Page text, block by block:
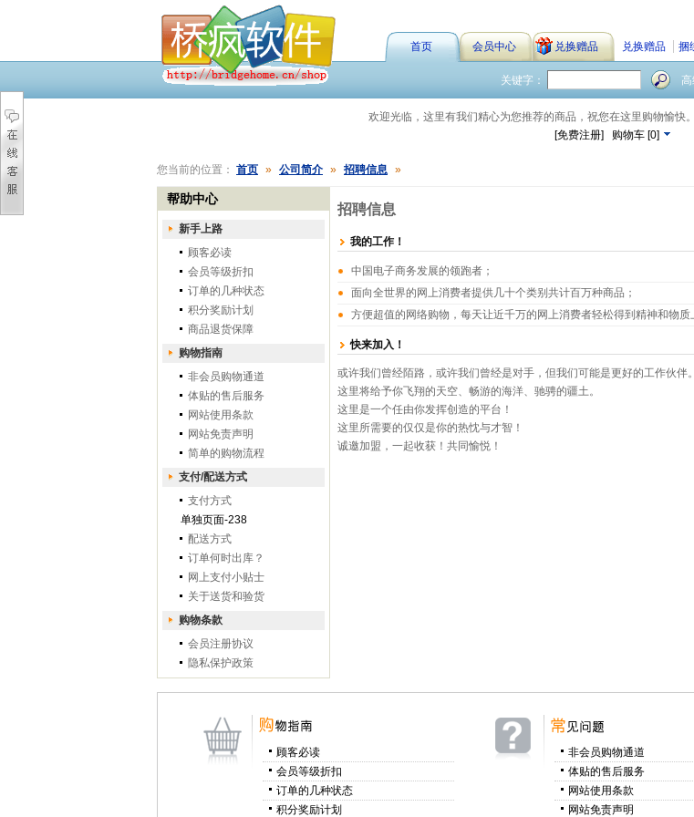
首页 会员中心 兑换赠品 兑换赠品 捆
关键字：
欢迎光临，这里有我们精心为您推荐的商品，祝您在这里购物愉快
[免费注册]
购物车[0]
您当前的位置： 首页 » 公司简介 » 招聘信息 »
帮助中心
新手上路
顾客必读
会员等级折扣
订单的几种状态
积分奖励计划
商品退货保障
购物指南
非会员购物通道
体贴的售后服务
网站使用条款
网站免责声明
简单的购物流程
支付/配送方式
支付方式
单独页面-238
配送方式
订单何时出库？
网上支付小贴士
关于送货和验货
购物条款
会员注册协议
隐私保护政策
招聘信息
我的工作！
中国电子商务发展的领跑者；
面向全世界的网上消费者提供几十个类别共计百万种商品；
方便超值的网络购物，每天让近千万的网上消费者轻松得到精神和物质
快来加入！
或许我们曾经陌路，或许我们曾经是对手，但我们可能是更好的工作伙伴。
这里将给予你飞翔的天空、畅游的海洋、驰骋的疆土。
这里是一个任由你发挥创造的平台！
这里所需要的仅仅是你的热忱与才智！
诚邀加盟，一起收获！共同愉悦！
顾客必读
会员等级折扣
订单的几种状态
积分奖励计划
非会员购物通道
体贴的售后服务
网站使用条款
网站免责声明